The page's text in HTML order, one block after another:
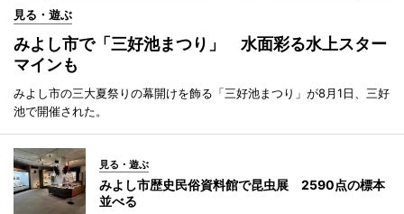
見る・遊ぶ
みよし市で「三好池まつり」 水面彩る水上スター
マインも
みよし市の三大夏祭りの幕開けを飾る「三好池まつり」が8月1日、三好
池で開催された。
見る・遊ぶ
みよし市歴史民俗資料館で昆虫展 2590点の標本
並べる